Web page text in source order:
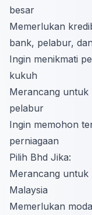
besar
Memerlukan
bank, pelabur,
Ingin menikmati
kukuh
Merancang untuk
pelabur
Ingin memohon
perniagaan
Pilih Bhd Jika:
Merancang untuk
Malaysia
Memerlukan